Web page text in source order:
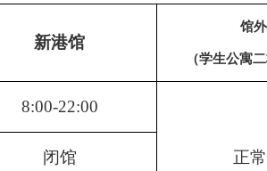
新港馆
馆
（学生公寓
8:00-22:00
正
闭馆